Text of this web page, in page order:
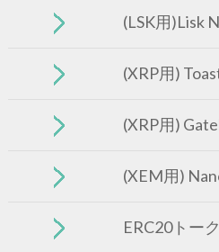
(LSK用)Lisk
(XRP用)
(XRP用)
(XEM用)
ERC20トー